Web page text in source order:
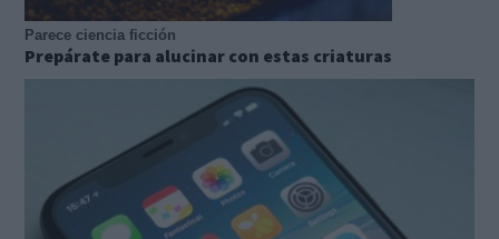
Parece ciencia ficción
Prepárate para alucinar con estas criaturas